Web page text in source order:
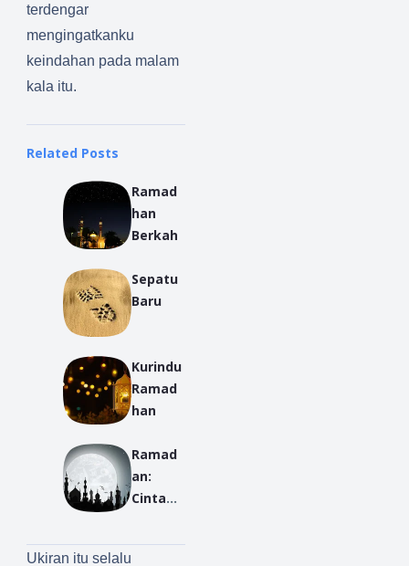
terdengar
mengingatkanku
keindahan pada malam
kala itu.
Related Posts
Ramad
han
Berkah
Sepatu
Baru
Kurindu
Ramad
han
Ramad
an:
Cinta
Tak
Ukiran itu selalu